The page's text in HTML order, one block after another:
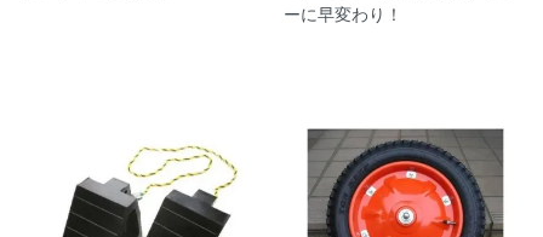
ーに早変わり！